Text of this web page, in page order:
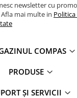
newsletter cu
mai multe in Politica
COMPAS
PRODUSE
ȘI SERVICII